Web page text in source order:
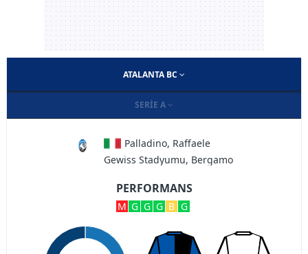
ATALANTA BC
SERIE A
Palladino, Raffaele
Gewiss Stadyumu, Bergamo
PERFORMANS
M G G G B G